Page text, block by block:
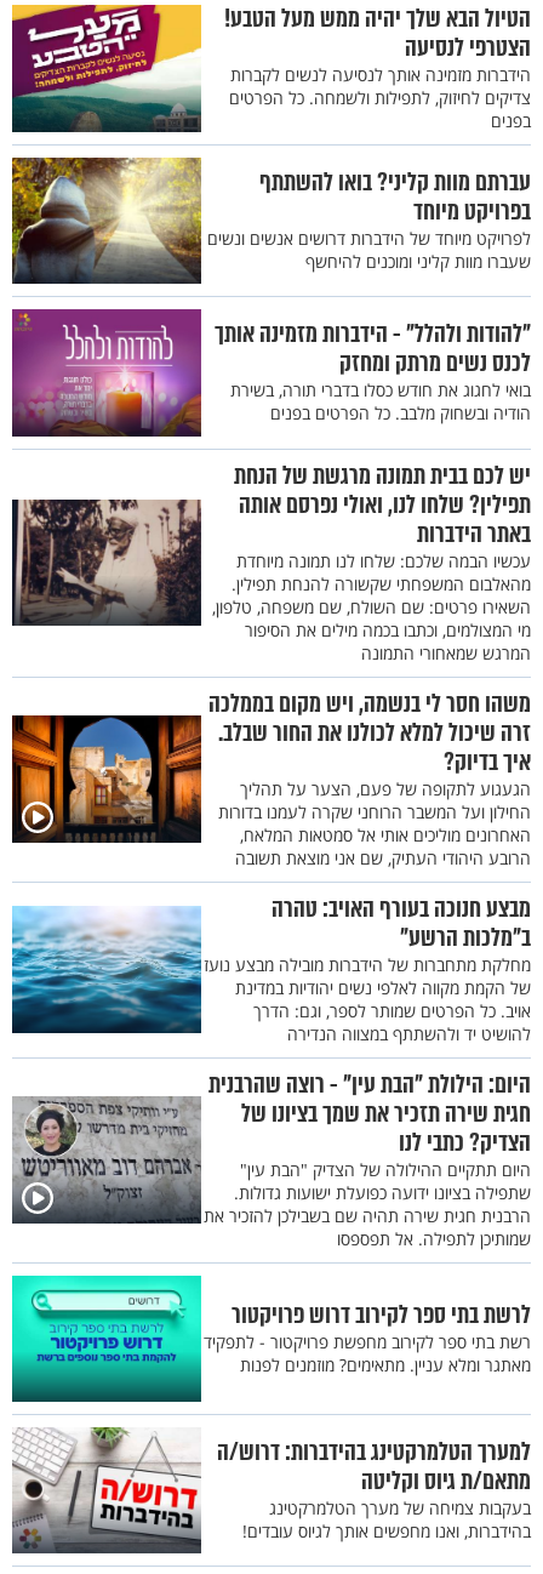
הטיול הבא שלך יהיה ממש מעל הטבע!
הצטרפי לנסיעה
הידברות מזמינה אותך לנסיעה לנשים לקברות
צדיקים לחיזוק, לתפילות ולשמחה. כל הפרטים
בפנים
עברתם מוות קליני? בואו להשתתף
בפרויקט מיוחד
לפרויקט מיוחד של הידברות דרושים אנשים ונשים
שעברו מוות קליני ומוכנים להיחשף
"להודות ולהלל" - הידברות מזמינה אותך
לכנס נשים מרתק ומחזק
בואי לחגוג את חודש כסלו בדברי תורה, בשירת
הודיה ובשחוק מלבב. כל הפרטים בפנים
יש לכם בבית תמונה מרגשת של הנחת
תפילין? שלחו לנו, ואולי נפרסם אותה
באתר הידברות
עכשיו הבמה שלכם: שלחו לנו תמונה מיוחדת
מהאלבום המשפחתי שקשורה להנחת תפילין.
השאירו פרטים: שם השולח, שם משפחה, טלפון,
מי המצולמים, וכתבו בכמה מילים את הסיפור
המרגש שמאחורי התמונה
משהו חסר לי בנשמה, ויש מקום בממלכה
זרה שיכול למלא לכולנו את החור שבלב.
איך בדיוק?
הגעגוע לתקופה של פעם, הצער על תהליך
החילון ועל המשבר הרוחני שקרה לעמנו בדורות
האחרונים מוליכים אותי אל סמטאות המלאח,
הרובע היהודי העתיק, שם אני מוצאת תשובה
מבצע חנוכה בעורף האויב: טהרה
ב"מלכות הרשע"
מחלקת מתחברות של הידברות מובילה מבצע נועז
של הקמת מקווה לאלפי נשים יהודיות במדינת
אויב. כל הפרטים שמותר לספר, וגם: הדרך
להושיט יד ולהשתתף במצווה הנדירה
היום: הילולת "הבת עין" - רוצה שהרבנית
חגית שירה תזכיר את שמך בציונו של
הצדיק? כתבי לנו
היום תתקיים ההילולה של הצדיק "הבת עין"
שתפילה בציונו ידועה כפועלת ישועות גדולות.
הרבנית חגית שירה תהיה שם בשבילכן להזכיר את
שמותיכן לתפילה. אל תפספסו
לרשת בתי ספר לקירוב דרוש פרויקטור
רשת בתי ספר לקירוב מחפשת פרויקטור - לתפקיד
מאתגר ומלא עניין. מתאימים? מוזמנים לפנות
למערך הטלמרקטינג בהידברות: דרוש/ה
מתאם/ת גיוס וקליטה
בעקבות צמיחה של מערך הטלמרקטינג
בהידברות, ואנו מחפשים אותך לגיוס עובדים!